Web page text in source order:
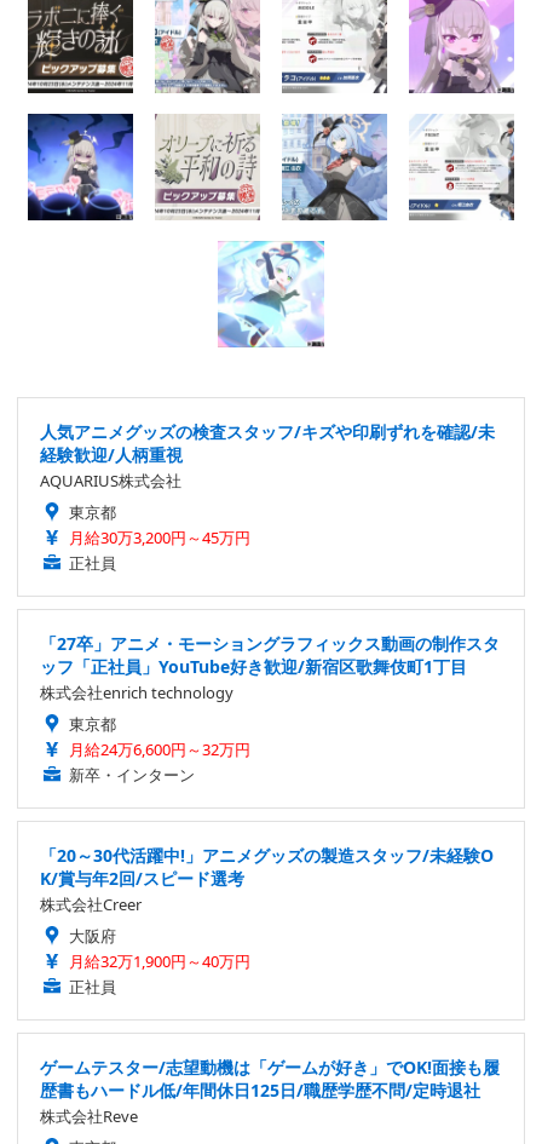
人気アニメグッズの検査スタッフ/キズや印刷ずれを確認/未
経験歓迎/人柄重視
AQUARIUS株式会社
東京都
月給30万3,200円～45万円
正社員
「27卒」アニメ・モーショングラフィックス動画の制作スタ
ッフ「正社員」YouTube好き歓迎/新宿区歌舞伎町1丁目
株式会社enrich technology
東京都
月給24万6,600円～32万円
新卒・インターン
「20～30代活躍中!」アニメグッズの製造スタッフ/未経験O
K/賞与年2回/スピード選考
株式会社Creer
大阪府
月給32万1,900円～40万円
正社員
ゲームテスター/志望動機は「ゲームが好き」でOK!面接も履
歴書もハードル低/年間休日125日/職歴学歴不問/定時退社
株式会社Reve